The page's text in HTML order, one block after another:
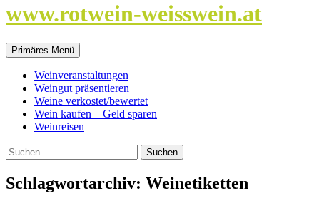
www.rotwein-weisswein.at
Primäres Menü
Weinveranstaltungen
Weingut präsentieren
Weine verkostet/bewertet
Wein kaufen – Geld sparen
Weinreisen
Suchen
nach:
Schlagwortarchiv: Weinetiketten